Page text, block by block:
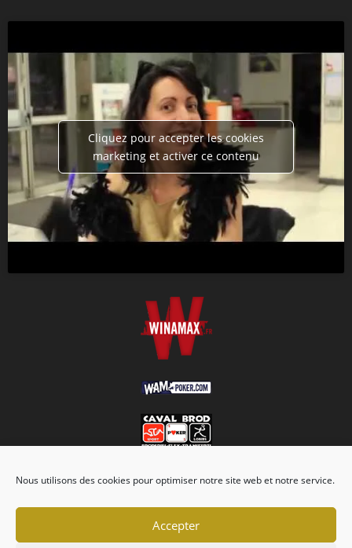
Nous utilisons des cookies pour optimiser notre site web et notre service.
Accepter
Cliquez pour accepter les cookies
marketing et activer ce contenu